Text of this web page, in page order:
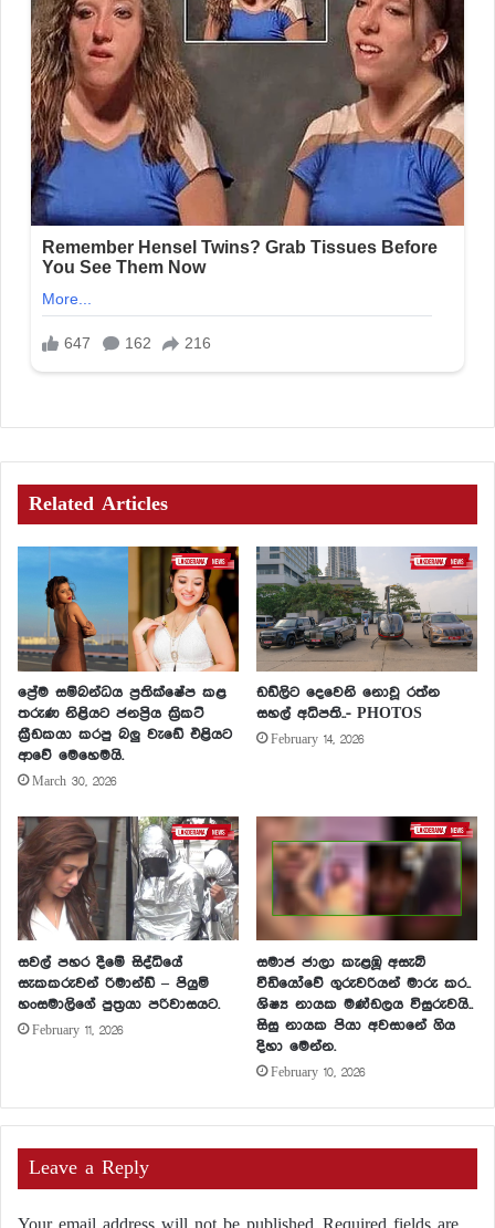
Related Articles
ප්‍රේම සම්බන්ධය ප්‍රතික්ෂේප කළ
තරුණ නිළියට ජනප්‍රිය ක්‍රිකට්
ක්‍රීඩකයා කරපු බලු වැඩේ එළියට
ආවේ මෙහෙමයි.
March 30, 2026
ඩඩ්ලිට දෙවෙනි නොවූ රත්න
සහල් අධිපති..- PHOTOS
February 14, 2026
සවල් පහර දීමේ සිද්ධියේ
සැකකරුවන් රිමාන්ඩ් – පියුමි
හංසමාලිගේ පුත්‍රයා පරිවාසයට.
February 11, 2026
සමාජ ජාලා කැළඹූ අසැබි
වීඩියෝවේ ගුරුවරියන් මාරු කර..
ශිෂ්‍ය නායක මණ්ඩලය විසුරුවයි..
සිසු නායක පියා අවසානේ ගිය
දිහා මෙන්න.
February 10, 2026
Leave a Reply